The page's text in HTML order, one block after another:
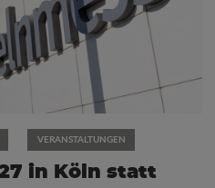
VERANSTALTUNGEN
in Köln statt